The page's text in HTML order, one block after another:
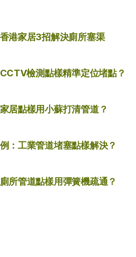
港家居3招解決廁所塞渠
檢測點樣精準定位堵點？
居點樣用小蘇打清管道？
：工業管道堵塞點樣解決？
所管道點樣用彈簧機疏通？